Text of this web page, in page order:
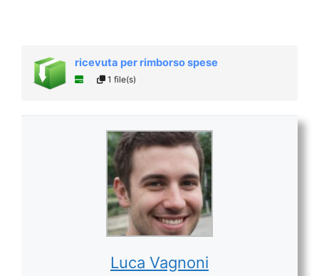
ricevuta per rimborso spese
1 file(s)
Luca Vagnoni